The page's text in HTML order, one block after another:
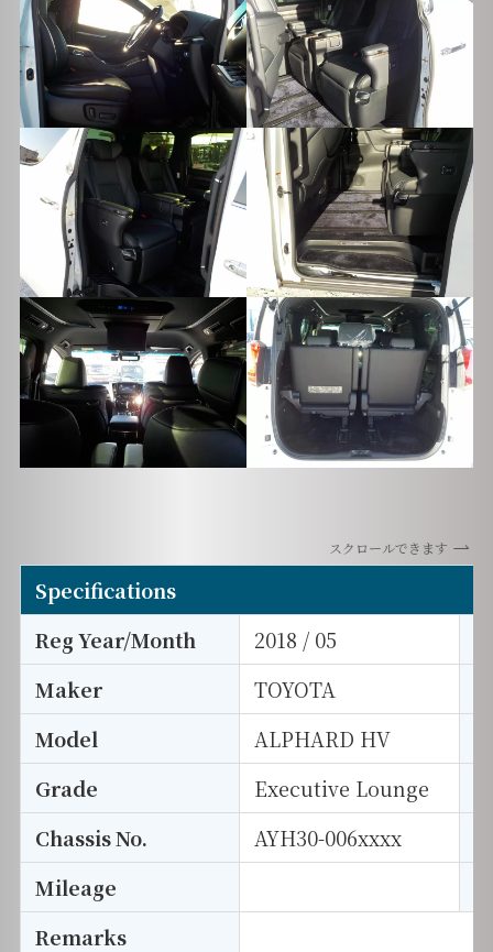
スクロールできます
Specifications
Reg Year/Month
2018 / 05
Maker
TOYOTA
Model
ALPHARD HV
Grade
Executive Lounge
Chassis No.
AYH30-006xxxx
Mileage
Remarks